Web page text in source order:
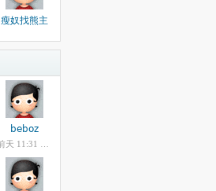
瘦奴找熊主
beboz